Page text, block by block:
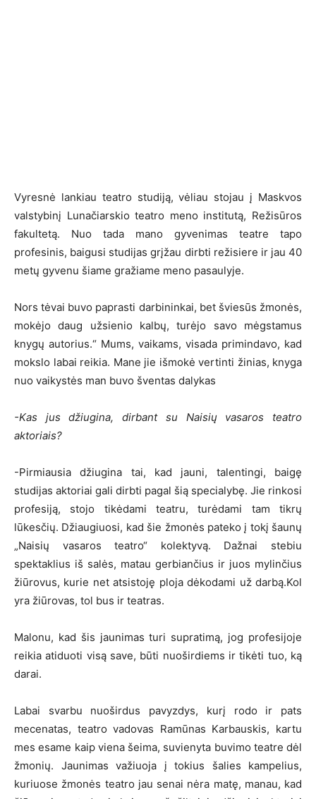
Vyresnė lankiau teatro studiją, vėliau stojau į Maskvos
valstybinį Lunačiarskio teatro meno institutą, Režisūros
fakultetą. Nuo tada mano gyvenimas teatre tapo
profesinis, baigusi studijas grįžau dirbti režisiere ir jau 40
metų gyvenu šiame gražiame meno pasaulyje.
Nors tėvai buvo paprasti darbininkai, bet šviesūs žmonės,
mokėjo daug užsienio kalbų, turėjo savo mėgstamus
knygų autorius.“ Mums, vaikams, visada primindavo, kad
mokslo labai reikia. Mane jie išmokė vertinti žinias, knyga
nuo vaikystės man buvo šventas dalykas
-Kas jus džiugina, dirbant su Naisių vasaros teatro
aktoriais?
-Pirmiausia džiugina tai, kad jauni, talentingi, baigę
studijas aktoriai gali dirbti pagal šią specialybę. Jie rinkosi
profesiją, stojo tikėdami teatru, turėdami tam tikrų
lūkesčių. Džiaugiuosi, kad šie žmonės pateko į tokį šaunų
„Naisių vasaros teatro“ kolektyvą. Dažnai stebiu
spektaklius iš salės, matau gerbiančius ir juos mylinčius
žiūrovus, kurie net atsistoję ploja dėkodami už darbą.Kol
yra žiūrovas, tol bus ir teatras.
Malonu, kad šis jaunimas turi supratimą, jog profesijoje
reikia atiduoti visą save, būti nuoširdiems ir tikėti tuo, ką
darai.
Labai svarbu nuoširdus pavyzdys, kurį rodo ir pats
mecenatas, teatro vadovas Ramūnas Karbauskis, kartu
mes esame kaip viena šeima, suvienyta buvimo teatre dėl
žmonių. Jaunimas važiuoja į tokius šalies kampelius,
kuriuose žmonės teatro jau senai nėra matę, manau, kad